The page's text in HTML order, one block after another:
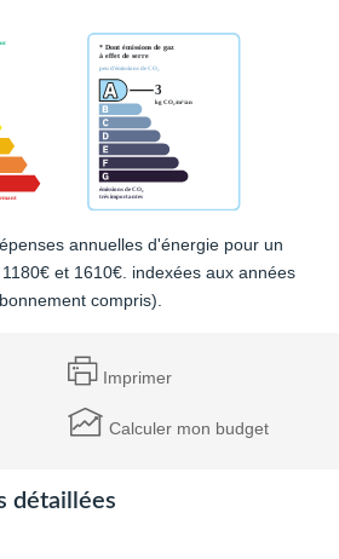
annuelles d'énergie pour un
et 1610€. indexées aux années
compris).
Imprimer
Calculer mon budget
détaillées